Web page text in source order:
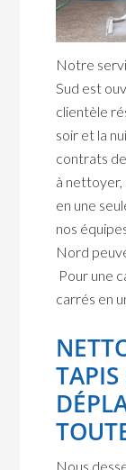
Notre
Sud est
clientèle
soir et la
contrats
à nettoyer,
en une
nos
Nord
Pour une
carrés en
TAPIS
Nous